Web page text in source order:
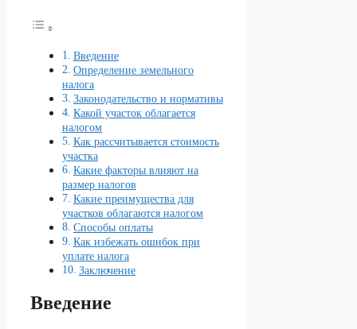
Введение
Определение земельного
налога
Законодательство и нормативы
Какой участок облагается
налогом
Как рассчитывается стоимость
участка
Какие факторы влияют на
размер налогов
Какие преимущества для
участков облагаются налогом
Способы оплаты
Как избежать ошибок при
уплате налога
Заключение
Введение